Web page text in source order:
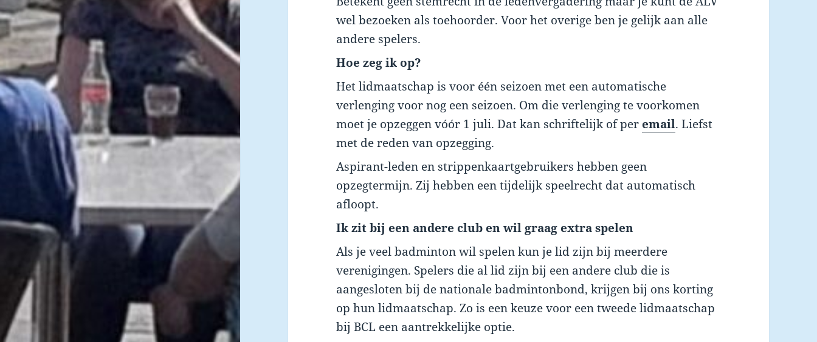
wel bezoeken als toehoorder. Voor het overige ben je gelijk aan alle
andere spelers.
Hoe zeg ik op?
Het lidmaatschap is voor één seizoen met een automatische
verlenging voor nog een seizoen. Om die verlenging te voorkomen
moet je opzeggen vóór 1 juli. Dat kan schriftelijk of per email. Liefst
met de reden van opzegging.
Aspirant-leden en strippenkaartgebruikers hebben geen
opzegtermijn. Zij hebben een tijdelijk speelrecht dat automatisch
afloopt.
Ik zit bij een andere club en wil graag extra spelen
Als je veel badminton wil spelen kun je lid zijn bij meerdere
verenigingen. Spelers die al lid zijn bij een andere club die is
aangesloten bij de nationale badmintonbond, krijgen bij ons korting
op hun lidmaatschap. Zo is een keuze voor een tweede lidmaatschap
bij BCL een aantrekkelijke optie.